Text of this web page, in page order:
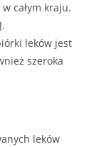
całym kraju.
leków jest
szeroka
leków